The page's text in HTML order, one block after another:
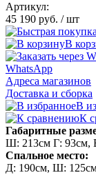
Артикул:
45 190 руб. / шт
В
WhatsApp
Адреса магазинов
Доставка и сборка
В
К
Габаритные
Ш: 213см Г: 93см,
Спальное место:
Д: 190см, Ш: